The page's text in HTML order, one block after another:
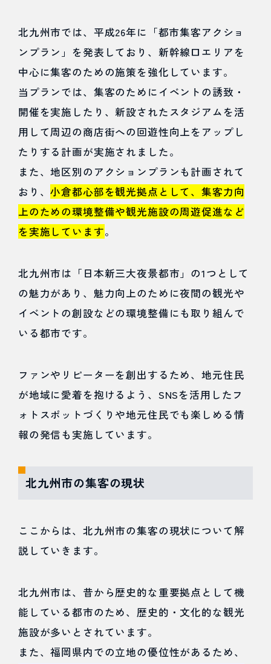
客方法
とは？
4.1
ホーム
ページ
開設と
SEO対
策
4.1.1
①コンテ
加
4.1.2
SEO対策
③内部施
4.2
SNSでの
集客
北九州市では、平成26年に「都市集客アクショ
ンプラン」を発表しており、新幹線口エリアを
中心に集客のための施策を強化しています。
当プランでは、集客のためにイベントの誘致・
開催を実施したり、新設されたスタジアムを活
用して周辺の商店街への回遊性向上をアップし
たりする計画が実施されました。
また、地区別のアクションプランも計画されて
おり、小倉都心部を観光拠点として、集客力向
上のための環境整備や観光施設の周遊促進など
を実施しています。
北九州市は「日本新三大夜景都市」の1つとして
の魅力があり、魅力向上のために夜間の観光や
イベントの創設などの環境整備にも取り組んで
いる都市です。
ファンやリピーターを創出するため、地元住民
が地域に愛着を抱けるよう、SNSを活用したフ
ォトスポットづくりや地元住民でも楽しめる情
報の発信も実施しています。
北九州市の集客の現状
ここからは、北九州市の集客の現状について解
説していきます。
北九州市は、昔から歴史的な重要拠点として機
能している都市のため、歴史的・文化的な観光
施設が多いとされています。
また、福岡県内での立地の優位性があるため、